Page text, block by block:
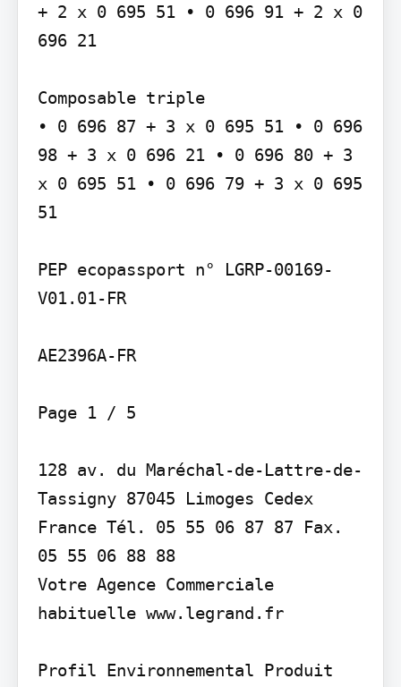
+ 2 x 0 695 51 • 0 696 91 + 2 x 0
696 21
Composable triple
• 0 696 87 + 3 x 0 695 51 • 0 696
98 + 3 x 0 696 21 • 0 696 80 + 3
x 0 695 51 • 0 696 79 + 3 x 0 695
51
PEP ecopassport n° LGRP-00169-
V01.01-FR
AE2396A-FR
Page 1 / 5
128 av. du Maréchal-de-Lattre-de-
Tassigny 87045 Limoges Cedex
France Tél. 05 55 06 87 87 Fax.
05 55 06 88 88
Votre Agence Commerciale
habituelle www.legrand.fr
Profil Environnemental Produit